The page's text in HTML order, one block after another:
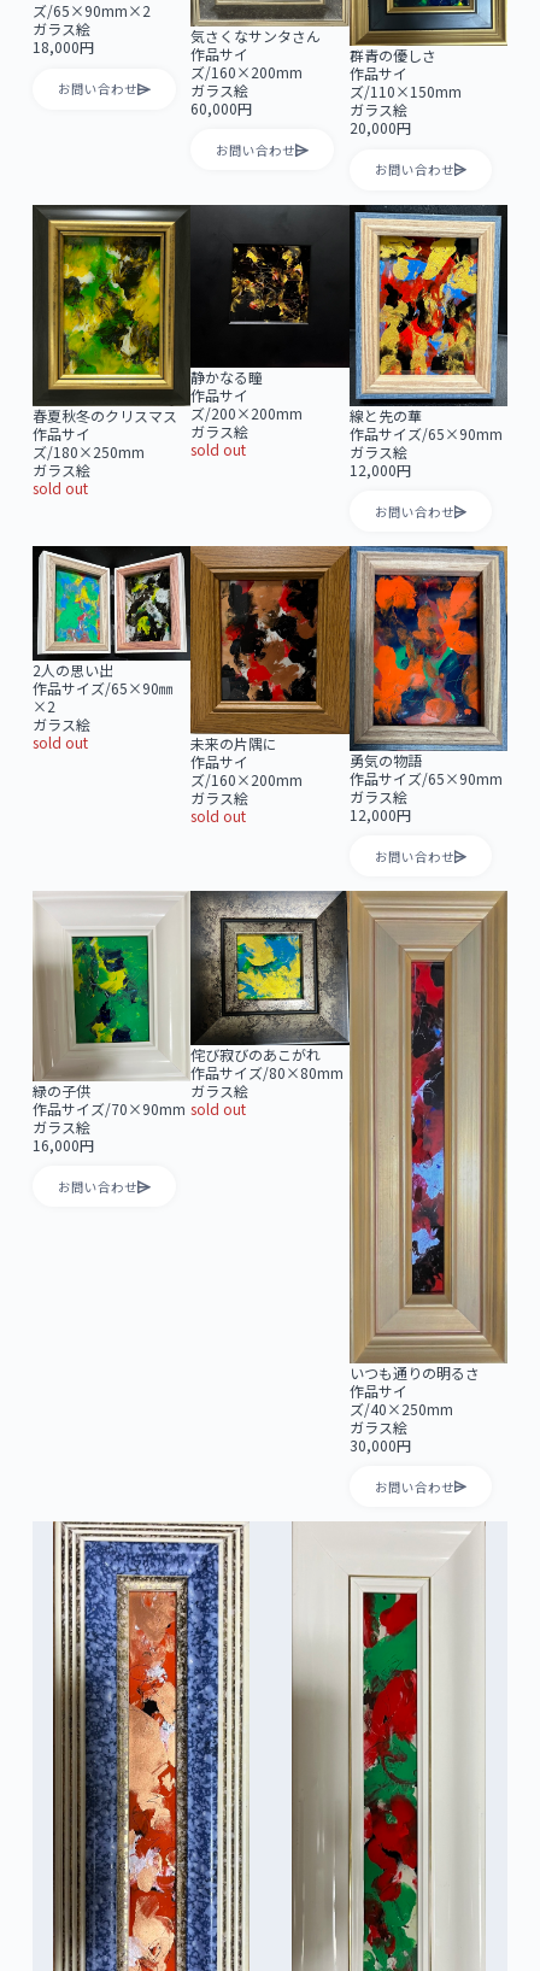
ズ/65×90mm×2
ガラス絵
18,000円
お問い合わせ
気さくなサンタさん
作品サイ
ズ/160×200mm
ガラス絵
60,000円
お問い合わせ
群青の優しさ
作品サイ
ズ/110×150mm
ガラス絵
20,000円
お問い合わせ
春夏秋冬のクリスマス
作品サイ
ズ/180×250mm
ガラス絵
sold out
静かなる瞳
作品サイ
ズ/200×200mm
ガラス絵
sold out
線と先の華
作品サイズ/65×90mm
ガラス絵
12,000円
お問い合わせ
2人の思い出
作品サイズ/65×90㎜
×2
ガラス絵
sold out
未来の片隅に
作品サイ
ズ/160×200mm
ガラス絵
sold out
勇気の物語
作品サイズ/65×90mm
ガラス絵
12,000円
お問い合わせ
緑の子供
作品サイズ/70×90mm
ガラス絵
16,000円
お問い合わせ
侘び寂びのあこがれ
作品サイズ/80×80mm
ガラス絵
sold out
いつも通りの明るさ
作品サイ
ズ/40×250mm
ガラス絵
30,000円
お問い合わせ